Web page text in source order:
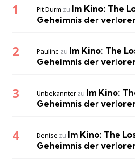
Pit Durm zu Im Kino: The
Geheimnis der
Pauline zu Im Kino: The
Geheimnis der
Unbekannter zu Im Kino:
Geheimnis der
Denise zu Im Kino: The
Geheimnis der